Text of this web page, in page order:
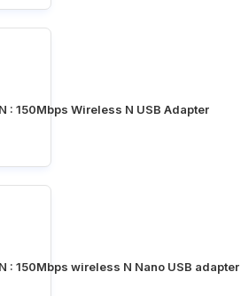
: 150Mbps Wireless N USB Adapter
: 150Mbps wireless N Nano USB adapter